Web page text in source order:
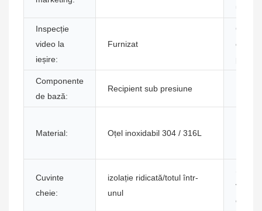
Inspecție
video la
ieșire:
Furnizat
Componente
de bază:
Recipient sub presiune
Material: Oțel inoxidabil 304 / 316L
Cuvinte
cheie:
izolație ridicată/totul într-
unul
oferite: